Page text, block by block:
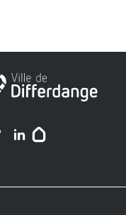
de Differdange
sur Instagram